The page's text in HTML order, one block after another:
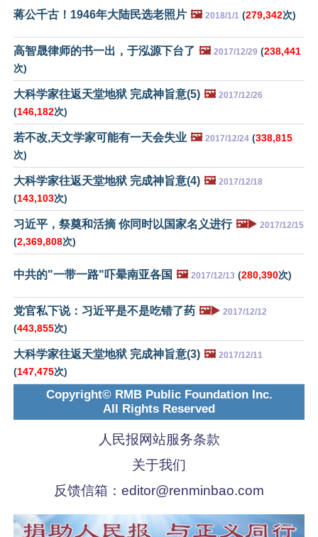
蒋公千古！1946年大陆民选老照片 🖼️ 2018/1/1 (279,342次)
高智晟律师的书一出，于泓源下台了 🖼️ 2017/12/29 (238,441
次)
大科学家往返天堂地狱 完成神旨意(5) 🖼️ 2017/12/26
(146,182次)
若不改,天文学家可能有一天会失业 🖼️ 2017/12/24 (338,815
次)
大科学家往返天堂地狱 完成神旨意(4) 🖼️ 2017/12/18
(143,103次)
习近平，祭奠和活摘 你同时以国家名义进行 🖼️▶️ 2017/12/15
(2,369,808次)
中共的"一带一路"吓晕南亚各国 🖼️ 2017/12/13 (280,390次)
党官私下说：习近平是不是吃错了药 🖼️▶️ 2017/12/12
(443,855次)
大科学家往返天堂地狱 完成神旨意(3) 🖼️ 2017/12/11
(147,475次)
Copyright© RMB Public Foundation Inc.
All Rights Reserved
人民报网站服务条款
关于我们
反馈信箱： editor@renminbao.com